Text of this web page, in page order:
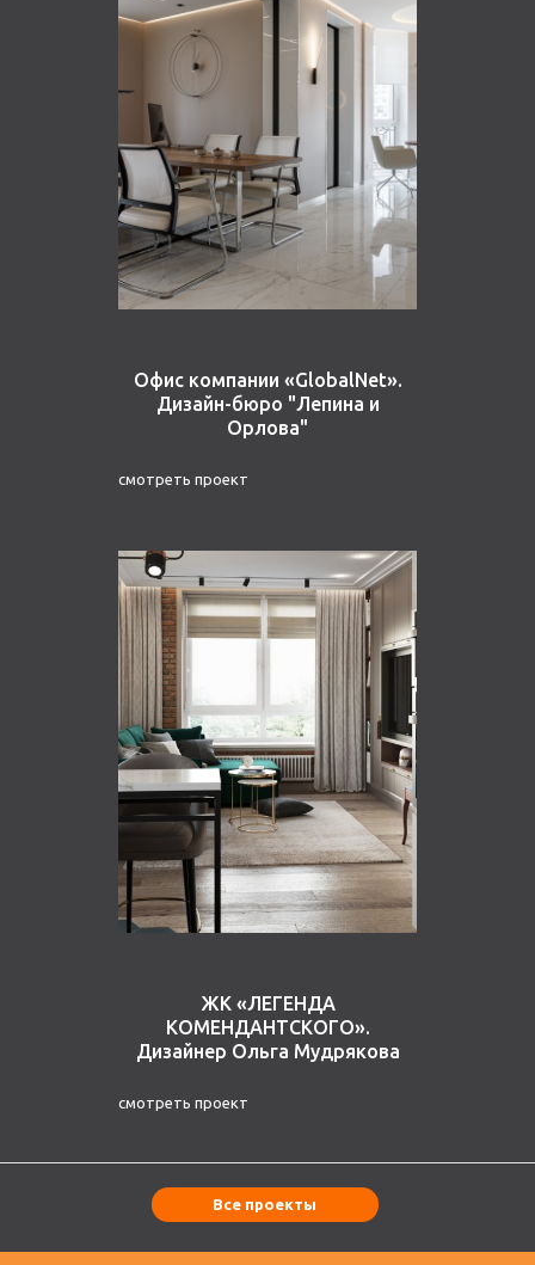
Офис компании «GlobalNet».
Дизайн-бюро "Лепина и
Орлова"
смотреть проект
ЖК «ЛЕГЕНДА
КОМЕНДАНТСКОГО».
Дизайнер Ольга Мудрякова
смотреть проект
Все проекты